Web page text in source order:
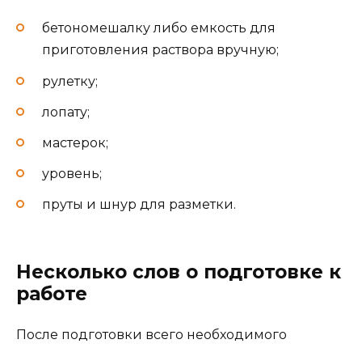
бетономешалку либо емкость для
приготовления раствора вручную;
рулетку;
лопату;
мастерок;
уровень;
пруты и шнур для разметки.
Несколько слов о подготовке к
работе
После подготовки всего необходимого